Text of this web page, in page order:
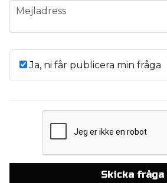
email
Mejladress
Ja, ni får publicera min fråga
Skicka fråga